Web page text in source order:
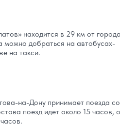
находится в 29 км от
можно добраться на автобусах-
на такси.
на-Дону принимает поезда со
поезд идет около 15 часов,